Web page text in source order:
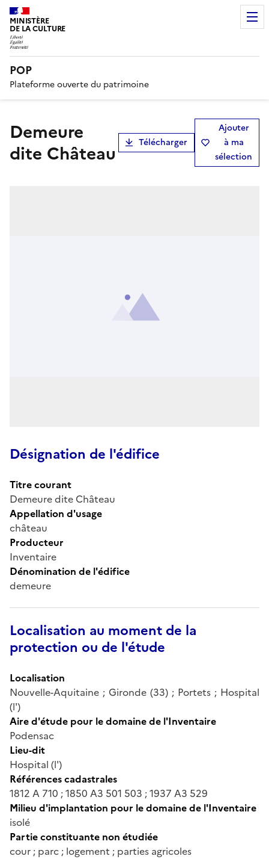
MINISTÈRE
DE LA CULTURE
POP
Plateforme ouverte du patrimoine
Demeure
dite Château
Télécharger
Ajouter
à ma
sélection
Désignation de l'édifice
Titre courant
Demeure dite Château
Appellation d'usage
château
Producteur
Inventaire
Dénomination de l'édifice
demeure
Localisation au moment de la
protection ou de l'étude
Localisation
Nouvelle-Aquitaine ; Gironde (33) ; Portets ; Hospital
(l')
Aire d'étude pour le domaine de l'Inventaire
Podensac
Lieu-dit
Hospital (l')
Références cadastrales
1812 A 710 ; 1850 A3 501 503 ; 1937 A3 529
Milieu d'implantation pour le domaine de l'Inventaire
isolé
Partie constituante non étudiée
cour ; parc ; logement ; parties agricoles